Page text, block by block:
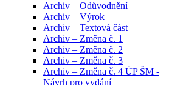
Archiv – Odůvodnění
Archiv – Výrok
Archiv – Textová část
Archiv – Změna č. 1
Archiv – Změna č. 2
Archiv – Změna č. 3
Archiv – Změna č. 4 ÚP ŠM -
Návrh pro vydání